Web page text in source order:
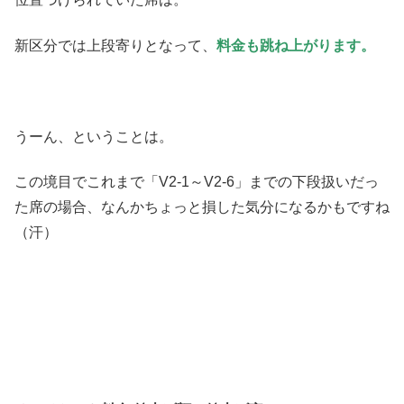
新区分では上段寄りとなって、 料金も跳ね上がります。
うーん、ということは。
この境目でこれまで「V2-1～V2-6」までの下段扱いだっ
た席の場合、なんかちょっと損した気分になるかもですね
（汗）